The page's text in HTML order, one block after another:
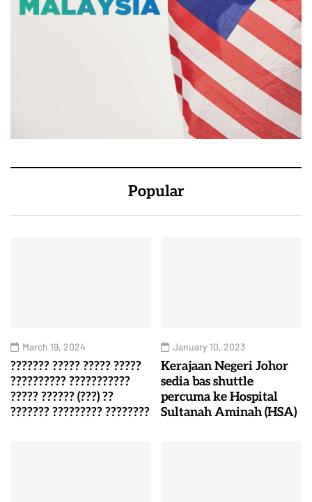
Popular
March 19, 2024
??????? ????? ????? ?????
?????????? ???????????
????? ?????? (???) ??
??????? ????????? ????????
January 10, 2023
Kerajaan Negeri Johor
sedia bas shuttle
percuma ke Hospital
Sultanah Aminah (HSA)